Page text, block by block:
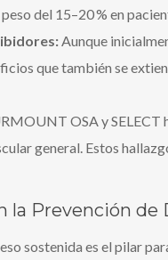
del 15–20 % en
Aunque
que también se
OSA y
general. Estos
la Prevención de
sostenida es el pilar